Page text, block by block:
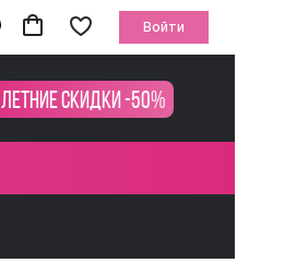
Войти
Летние скидки -50%